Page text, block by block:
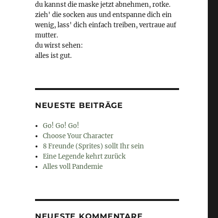
du kannst die maske jetzt abnehmen, rotke.
zieh' die socken aus und entspanne dich ein
wenig, lass' dich einfach treiben, vertraue auf
mutter.
du wirst sehen:
alles ist gut.
NEUESTE BEITRÄGE
Go! Go! Go!
Choose Your Character
8 Freunde (Sprites) sollt Ihr sein
Eine Legende kehrt zurück
Alles voll Pandemie